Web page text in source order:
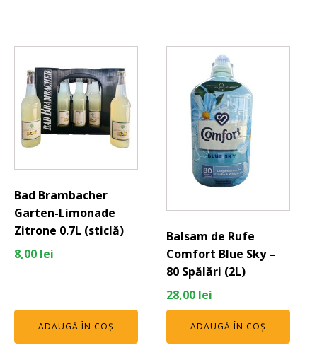
Bad Brambacher
Garten-Limonade
Zitrone 0.7L (sticlă)
8,00 lei
ADAUGĂ ÎN COȘ
Balsam de Rufe
Comfort Blue Sky –
80 Spălări (2L)
28,00 lei
ADAUGĂ ÎN COȘ